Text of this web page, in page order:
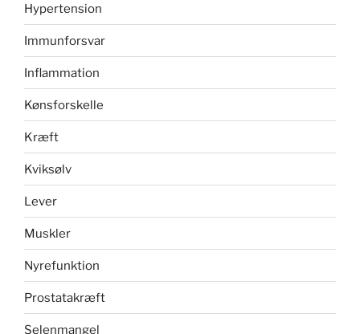
Hypertension
Immunforsvar
Inflammation
Kønsforskelle
Kræft
Kviksølv
Lever
Muskler
Nyrefunktion
Prostatakræft
Selenmangel